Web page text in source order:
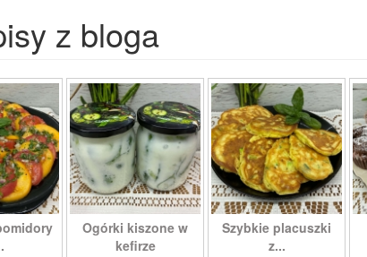
z bloga
Ogórki kiszone w
kefirze
Szybkie placuszki
z...